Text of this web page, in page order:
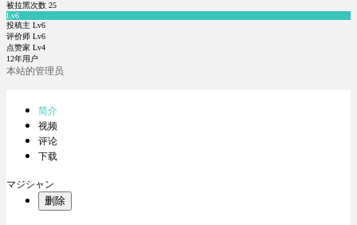
被拉黑次数 25
Lv6
投稿主 Lv6
评价师 Lv6
点赞家 Lv4
12年用户
本站的管理员
简介
视频
评论
下载
マジシャン
删除